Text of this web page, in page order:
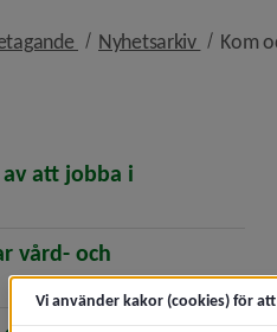
nivå i
Nyhetsarkiv nivå i
Kom
att jobba i
Ung och
vård- och
artikeln Femteklassare
Vi använder kakor (cookies) för